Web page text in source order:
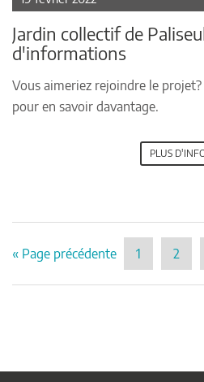
Jardin collectif de
d'informations
Vous aimeriez rejoindre le
pour en savoir davantage.
PLUS
« Page précédente 1 2